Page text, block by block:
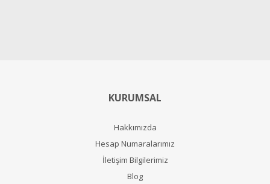
KURUMSAL
Hakkımızda
Hesap Numaralarımız
İletişim Bilgilerimiz
Blog